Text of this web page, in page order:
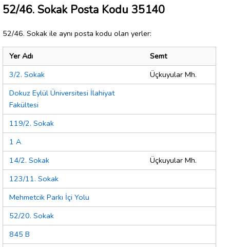
52/46. Sokak Posta Kodu 35140
52/46. Sokak ile aynı posta kodu olan yerler:
Yer Adı
Semt
3/2. Sokak
Üçkuyular Mh.
Dokuz Eylül Üniversitesi İlahiyat
Fakültesi
119/2. Sokak
1 A
14/2. Sokak
Üçkuyular Mh.
123/11. Sokak
Mehmetcik Parkı İçi Yolu
52/20. Sokak
845 B